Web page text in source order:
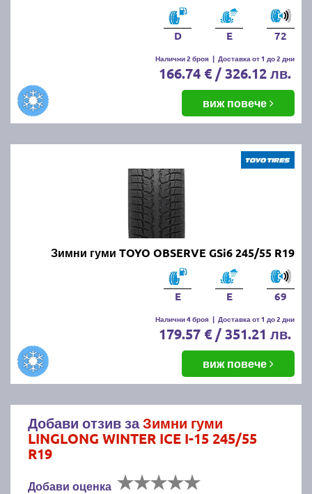
D E 72
Налични 2 броя | Доставка от 1 до 2 дни
166.74 € / 326.12 лв.
виж повече
Зимни гуми TOYO OBSERVE GSi6 245/55 R19
E E 69
Налични 4 броя | Доставка от 1 до 2 дни
179.57 € / 351.21 лв.
виж повече
Добави отзив заЗимни гуми
LINGLONG WINTER ICE I-15 245/55
R19
Добави оценка